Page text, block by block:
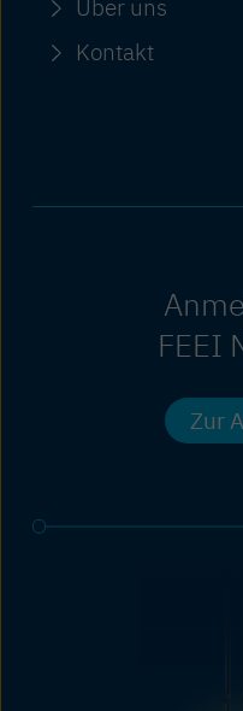
Über uns
Kontakt
FEEI
Zur